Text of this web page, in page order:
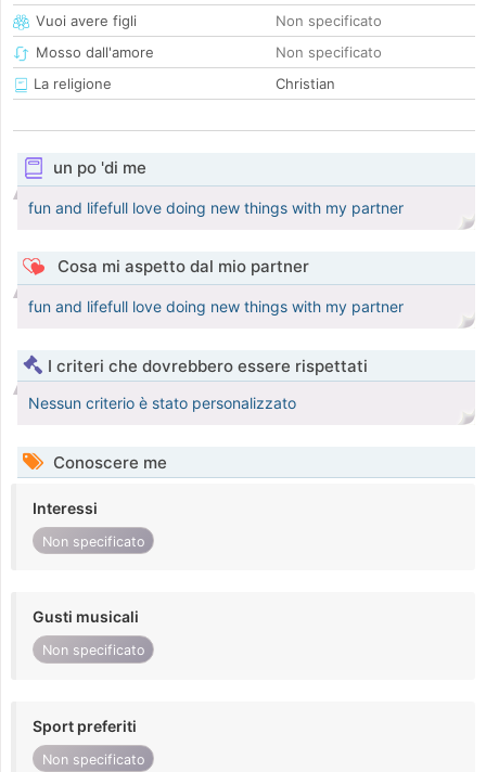
Vuoi avere figli
Non specificato
Mosso dall'amore
Non specificato
La religione
Christian
un po 'di me
fun and lifefull love doing new things with my partner
Cosa mi aspetto dal mio partner
fun and lifefull love doing new things with my partner
I criteri che dovrebbero essere rispettati
Nessun criterio è stato personalizzato
Conoscere me
Interessi
Non specificato
Gusti musicali
Non specificato
Sport preferiti
Non specificato